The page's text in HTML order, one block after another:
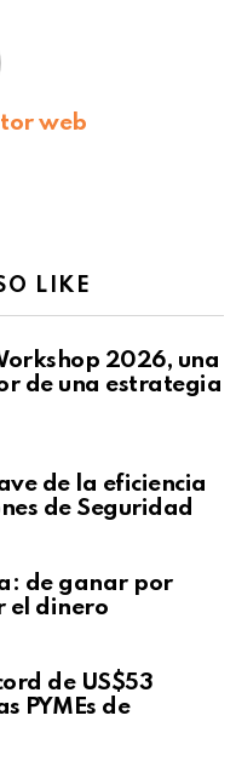
web
LIKE
2026, una
de una estrategia
de la eficiencia
de Seguridad
de ganar por
el dinero
postde US$53
PYMEs de